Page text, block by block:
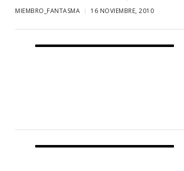
MIEMBRO_FANTASMA 16 NOVIEMBRE, 2010